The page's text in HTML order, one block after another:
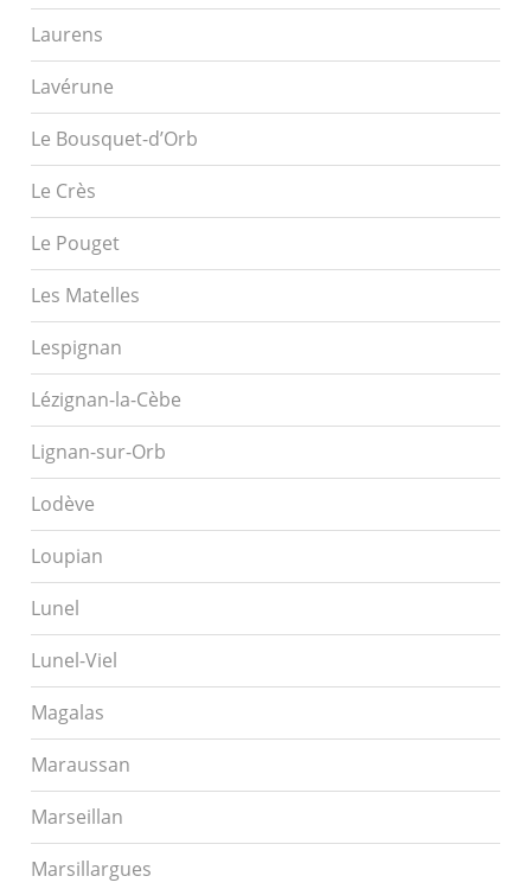
Laurens
Lavérune
Le Bousquet-d’Orb
Le Crès
Le Pouget
Les Matelles
Lespignan
Lézignan-la-Cèbe
Lignan-sur-Orb
Lodève
Loupian
Lunel
Lunel-Viel
Magalas
Maraussan
Marseillan
Marsillargues